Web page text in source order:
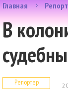
Главная
В
Репортер